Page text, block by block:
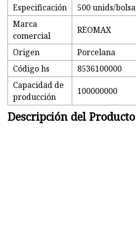
Especificación
500 unids/bolsa
Marca
comercial
REOMAX
Origen
Porcelana
Código hs
8536100000
Capacidad de
producción
100000000
Descripción del Producto